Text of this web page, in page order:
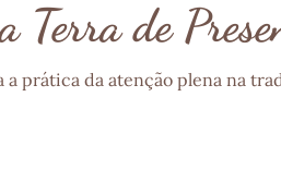
Terra de
a prática da atenção plena na